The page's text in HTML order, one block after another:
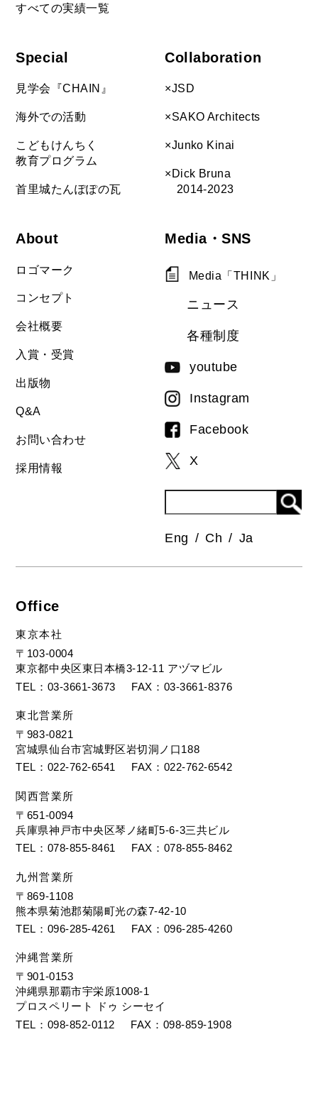
すべての実績一覧
Special
見学会『CHAIN』
海外での活動
こどもけんちく
教育プログラム
首里城たんぽぽの瓦
Collaboration
×JSD
×SAKO Architects
×Junko Kinai
×Dick Bruna
2014-2023
About
ロゴマーク
コンセプト
会社概要
入賞・受賞
出版物
Q&A
お問い合わせ
採用情報
Media・SNS
Media「THINK」
ニュース
各種制度
youtube
Instagram
Facebook
X
Eng Ch Ja
Office
東京本社
〒103-0004
東京都中央区東日本橋3-12-11 アヅマビル
TEL
03-3661-3673 FAX 03-3661-8376
東北営業所
〒983-0821
宮城県仙台市宮城野区岩切洞ノ口188
TEL
022-762-6541 FAX 022-762-6542
関西営業所
〒651-0094
兵庫県神戸市中央区琴ノ緒町5-6-3三共ビル
TEL
078-855-8461 FAX 078-855-8462
九州営業所
〒869-1108
熊本県菊池郡菊陽町光の森7-42-10
TEL
096-285-4261 FAX 096-285-4260
沖縄営業所
〒901-0153
沖縄県那覇市宇栄原1008-1
プロスペリート ドゥ シーセイ
TEL
098-852-0112 FAX 098-859-1908